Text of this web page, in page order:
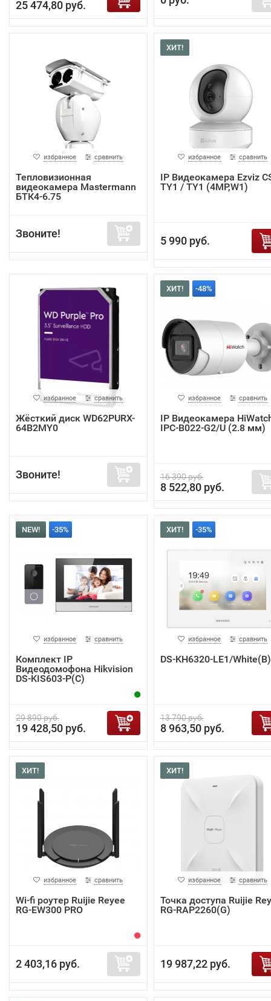
25 474,80 руб.
избранное сравнить
Тепловизионная
видеокамера Mastermann
БТК4-6.75
Звоните!
ХИТ!
избранное сравнить
IP Видеокамера Ezviz
TY1 / TY1 (4MP,W1)
5 990 руб.
избранное сравнить
Жёсткий диск WD62PURX-
64B2MY0
Звоните!
ХИТ! -48%
избранное сравнить
IP Видеокамера
IPC-B022-G2/U (2.8 мм)
16 390 руб.
8 522,80 руб.
NEW! -35%
избранное сравнить
Комплект IP
Видеодомофона Hikvision
DS-KIS603-P(C)
29 890 руб.
19 428,50 руб.
ХИТ! -35%
избранное сравнить
DS-KH6320-LE1/White(B)
13 790 руб.
8 963,50 руб.
ХИТ!
избранное сравнить
Wi-fi роутер Ruijie Reyee
RG-EW300 PRO
2 403,16 руб.
ХИТ!
избранное сравнить
Точка доступа Ruijie
RG-RAP2260(G)
19 987,22 руб.